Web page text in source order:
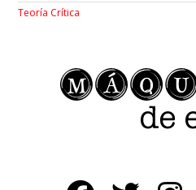
Teoría Crítica